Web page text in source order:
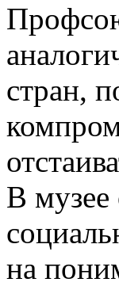
стран,
В музее
на